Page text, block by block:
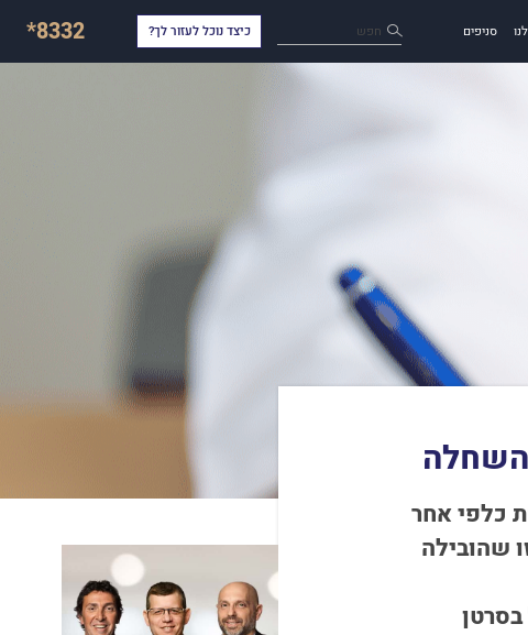
סניפים חפש כיצד נוכל לעזור לך? *8332
השחלה
כלפי אחר
שהובילה
בסרטן